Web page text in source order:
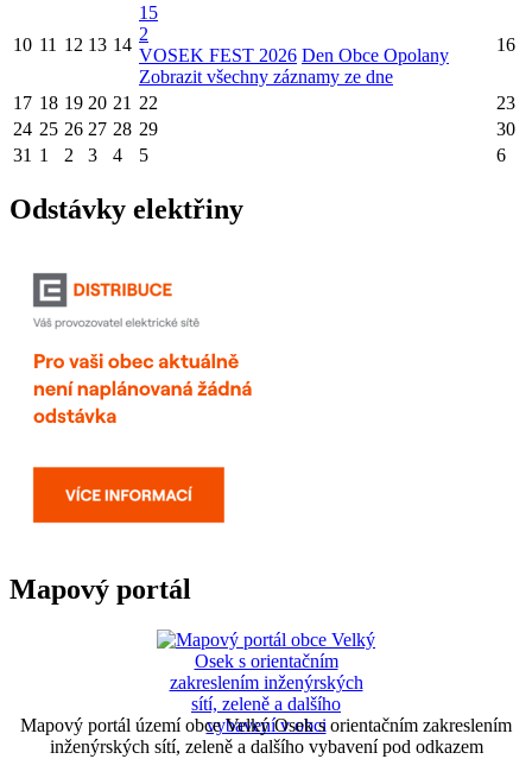
10 11 12 13 14
15
2
VOSEK FEST 2026 Den Obce Opolany
Zobrazit všechny záznamy ze dne
16
17 18 19 20 21 22
23
24 25 26 27 28 29
30
31 1 2 3 4 5 6
Odstávky elektřiny
Mapový portál
Mapový portál území obce Velký Osek s orientačním zakreslením
inženýrských sítí, zeleně a dalšího vybavení pod odkazem